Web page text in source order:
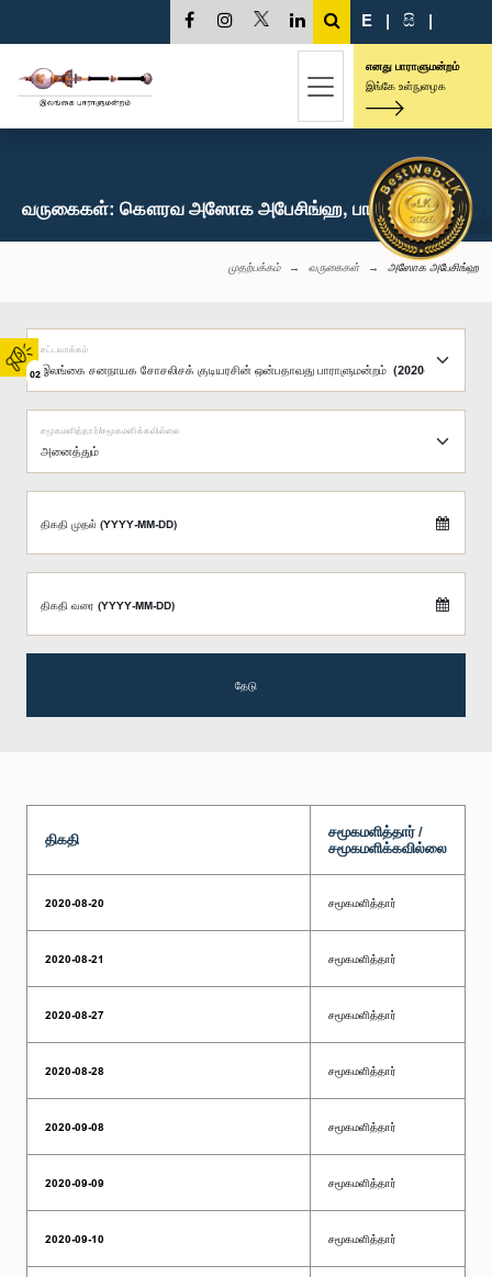
02
E | සි |
எனது பாராளுமன்றம்
இங்கே உள்நுழைக
வருகைகள்: கௌரவ அஸோக அபேசிங்ஹ, பா.உ.
முதற்பக்கம் வருகைகள் அஸோக அபேசிங்ஹ
சட்டவாக்கம்
சமூகமளித்தார்/சமூகமளிக்கவில்லை
திகதி முதல் (YYYY-MM-DD)
திகதி வரை (YYYY-MM-DD)
தேடு
திகதி
சமூகமளித்தார் /
சமூகமளிக்கவில்லை
2020-08-20 சமூகமளித்தார்
2020-08-21 சமூகமளித்தார்
2020-08-27 சமூகமளித்தார்
2020-08-28 சமூகமளித்தார்
2020-09-08 சமூகமளித்தார்
2020-09-09 சமூகமளித்தார்
2020-09-10 சமூகமளித்தார்